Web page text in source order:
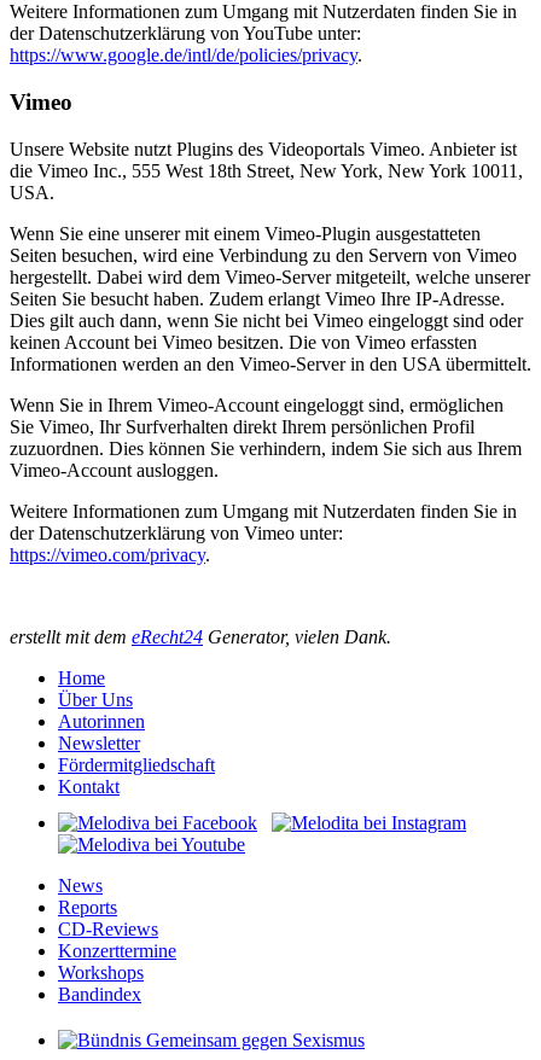
Weitere Informationen zum Umgang mit Nutzerdaten finden Sie in
der Datenschutzerklärung von YouTube unter:
https://www.google.de/intl/de/policies/privacy.
Vimeo
Unsere Website nutzt Plugins des Videoportals Vimeo. Anbieter ist
die Vimeo Inc., 555 West 18th Street, New York, New York 10011,
USA.
Wenn Sie eine unserer mit einem Vimeo-Plugin ausgestatteten
Seiten besuchen, wird eine Verbindung zu den Servern von Vimeo
hergestellt. Dabei wird dem Vimeo-Server mitgeteilt, welche unserer
Seiten Sie besucht haben. Zudem erlangt Vimeo Ihre IP-Adresse.
Dies gilt auch dann, wenn Sie nicht bei Vimeo eingeloggt sind oder
keinen Account bei Vimeo besitzen. Die von Vimeo erfassten
Informationen werden an den Vimeo-Server in den USA übermittelt.
Wenn Sie in Ihrem Vimeo-Account eingeloggt sind, ermöglichen
Sie Vimeo, Ihr Surfverhalten direkt Ihrem persönlichen Profil
zuzuordnen. Dies können Sie verhindern, indem Sie sich aus Ihrem
Vimeo-Account ausloggen.
Weitere Informationen zum Umgang mit Nutzerdaten finden Sie in
der Datenschutzerklärung von Vimeo unter:
https://vimeo.com/privacy.
erstellt mit dem eRecht24 Generator, vielen Dank.
Home
Über Uns
Autorinnen
Newsletter
Fördermitgliedschaft
Kontakt
News
Reports
CD-Reviews
Konzerttermine
Workshops
Bandindex